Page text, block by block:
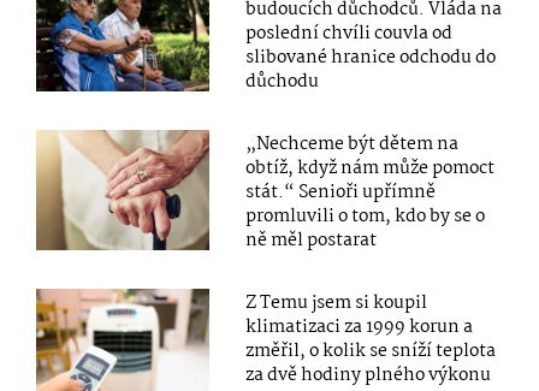
budoucích důchodců. Vláda na
poslední chvíli couvla od
slibované hranice odchodu do
důchodu
„Nechceme být dětem na
obtíž, když nám může pomoct
stát.“ Senioři upřímně
promluvili o tom, kdo by se o
ně měl postarat
Z Temu jsem si koupil
klimatizaci za 1999 korun a
změřil, o kolik se sníží teplota
za dvě hodiny plného výkonu